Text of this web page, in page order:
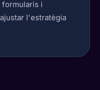
formularis i
l'estratègia